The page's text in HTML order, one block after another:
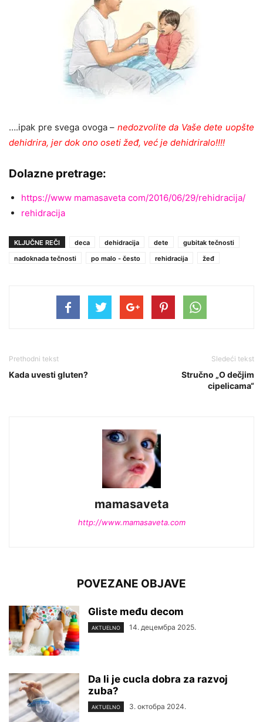
….ipak pre svega ovoga – nedozvolite da Vaše dete uopšte
dehidrira, jer dok ono oseti žeđ, već je dehidriralo!!!!
Dolazne pretrage:
https://www mamasaveta com/2016/06/29/rehidracija/
rehidracija
KLJUČNE REČI deca dehidracija dete
gubitak tečnosti
nadoknada tečnosti
po malo - često rehidracija žeđ
Prethodni tekst
Kada uvesti gluten?
Sledeći tekst
Stručno „O dečjim
cipelicama“
mamasaveta
http://www.mamasaveta.com
POVEZANE OBJAVE
Gliste među decom
AKTUELNO 14. децембра 2025.
Da li je cucla dobra za razvoj
zuba?
AKTUELNO 3. октобра 2024.